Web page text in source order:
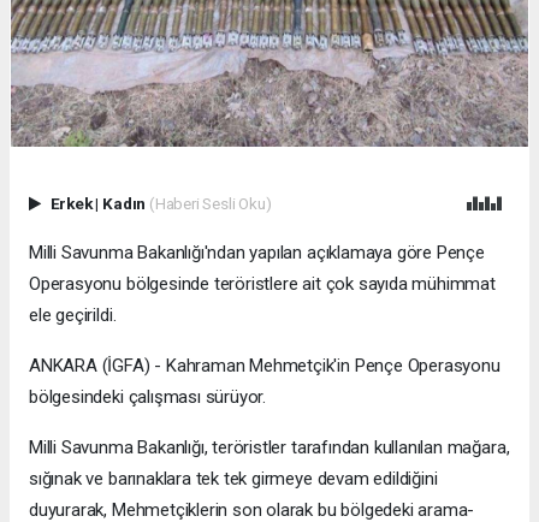
Erkek| Kadın (Haberi Sesli Oku)
Milli Savunma Bakanlığı'ndan yapılan açıklamaya göre Pençe
Operasyonu bölgesinde teröristlere ait çok sayıda mühimmat
ele geçirildi.
ANKARA (İGFA) - Kahraman Mehmetçik'in Pençe Operasyonu
bölgesindeki çalışması sürüyor.
Milli Savunma Bakanlığı, teröristler tarafından kullanılan mağara,
sığınak ve barınaklara tek tek girmeye devam edildiğini
duyurarak, Mehmetçiklerin son olarak bu bölgedeki arama-